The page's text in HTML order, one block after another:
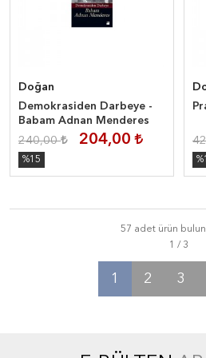
Doğan
Demokrasiden Darbeye -
Babam Adnan Menderes
240,00 204,00
%15
57 adet ürün
1 2 3